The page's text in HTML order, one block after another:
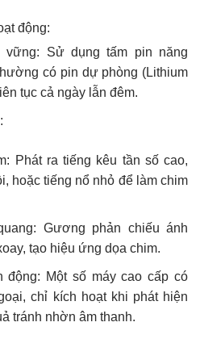
động:
vững: Sử dụng tấm pin năng
có pin dự phòng (Lithium
tục cả ngày lẫn đêm.
Phát ra tiếng kêu tần số cao,
hoặc tiếng nổ nhỏ để làm chim
Gương phản chiếu ánh
tạo hiệu ứng dọa chim.
động: Một số máy cao cấp có
chỉ kích hoạt khi phát hiện
tránh nhờn âm thanh.